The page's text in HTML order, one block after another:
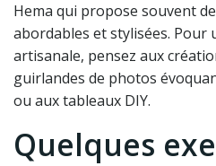
Hema qui propose souvent
abordables et stylisées. Pour
artisanale, pensez aux
guirlandes de photos
ou aux tableaux DIY.
Quelques